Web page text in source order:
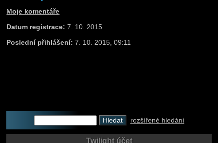
Moje komentáře
Datum registrace: 7. 10. 2015
Poslední přihlášení: 7. 10. 2015, 09:11
rozšířené hledání
Twilight účet